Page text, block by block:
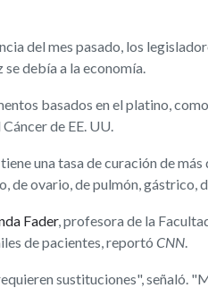
del mes pasado, los
se debía a la economía.
basados en el platino,
de EE. UU.
una tasa de curación de
de ovario, de pulmón, gástrico,
Fader, profesora de la
de pacientes, reportó CNN.
sustituciones", señaló.